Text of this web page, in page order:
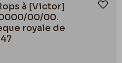
à [Victor]
0000/00/00.
royale de